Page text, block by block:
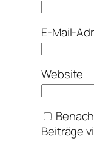
E-Mail-
Website
Beiträge